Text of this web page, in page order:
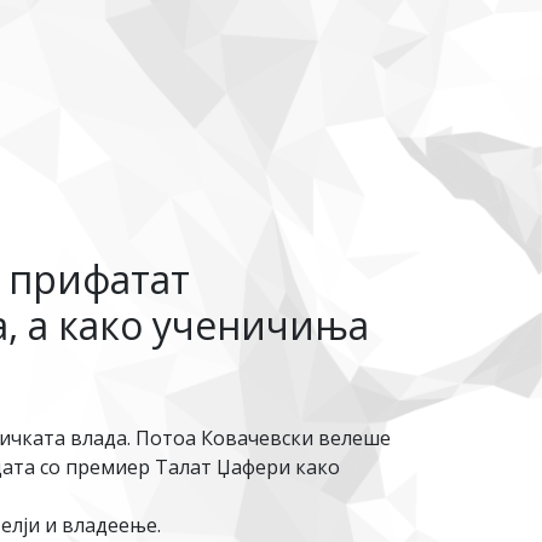
а како ученичиња
влада. Потоа Ковачевски велеше
со премиер Талат Џафери како
и владеење.